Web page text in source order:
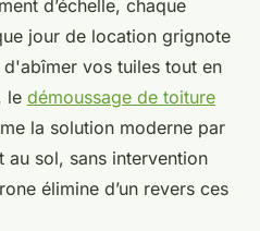
d’échelle, chaque
jour de location grignote
vos tuiles tout en
le démoussage de toiture
la solution moderne par
au sol, sans intervention
élimine d’un revers ces